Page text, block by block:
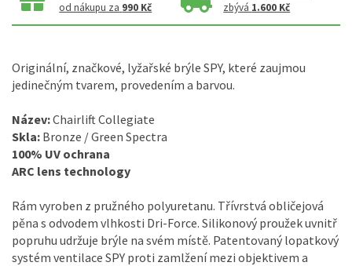
od nákupu za 990 Kč
zbývá 1.600 Kč
Originální, značkové, lyžařské brýle SPY, které zaujmou
jedinečným tvarem, provedením a barvou.
Název:Chairlift Collegiate
Skla: Bronze / Green Spectra
100% UV ochrana
ARC lens technology
Rám vyroben z pružného polyuretanu. Třívrstvá obličejová
pěna s odvodem vlhkosti Dri-Force. Silikonový proužek uvnitř
popruhu udržuje brýle na svém místě. Patentovaný lopatkový
systém ventilace SPY proti zamlžení mezi objektivem a